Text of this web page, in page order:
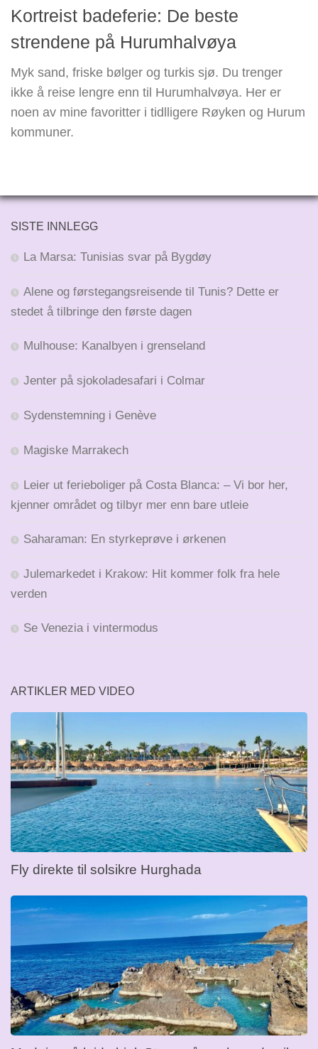
Kortreist badeferie: De beste
strendene på Hurumhalvøya
Myk sand, friske bølger og turkis sjø. Du trenger
ikke å reise lengre enn til Hurumhalvøya. Her er
noen av mine favoritter i tidlligere Røyken og Hurum
kommuner.
SISTE INNLEGG
La Marsa: Tunisias svar på Bygdøy
Alene og førstegangsreisende til Tunis? Dette er
stedet å tilbringe den første dagen
Mulhouse: Kanalbyen i grenseland
Jenter på sjokoladesafari i Colmar
Sydenstemning i Genève
Magiske Marrakech
Leier ut ferieboliger på Costa Blanca: – Vi bor her,
kjenner området og tilbyr mer enn bare utleie
Saharaman: En styrkeprøve i ørkenen
Julemarkedet i Krakow: Hit kommer folk fra hele
verden
Se Venezia i vintermodus
ARTIKLER MED VIDEO
Fly direkte til solsikre Hurghada